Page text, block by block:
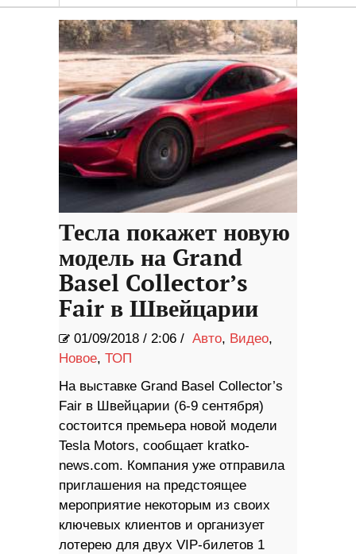
Тесла покажет новую
модель на Grand
Basel Collector’s
Fair в Швейцарии
01/09/2018 / 2:06 / Авто, Видео,
Новое, ТОП
На выставке Grand Basel Collector’s
Fair в Швейцарии (6-9 сентября)
состоится премьера новой модели
Tesla Motors, сообщает kratko-
news.com. Компания уже отправила
приглашения на предстоящее
мероприятие некоторым из своих
ключевых клиентов и организует
лотерею для двух VIP-билетов 1